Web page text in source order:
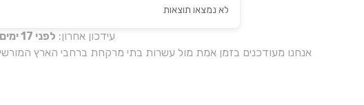
עידכון אחרון: לפני 17 ימים
אנחנו מעודכנים בזמן אמת מול עשרות בתי מרקחת ברחבי הארץ
לא נמצאו תוצאות